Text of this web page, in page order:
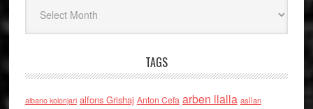
TAGS
albano kolonjari alfons Grishaj Anton Cefa arben llalla asllan